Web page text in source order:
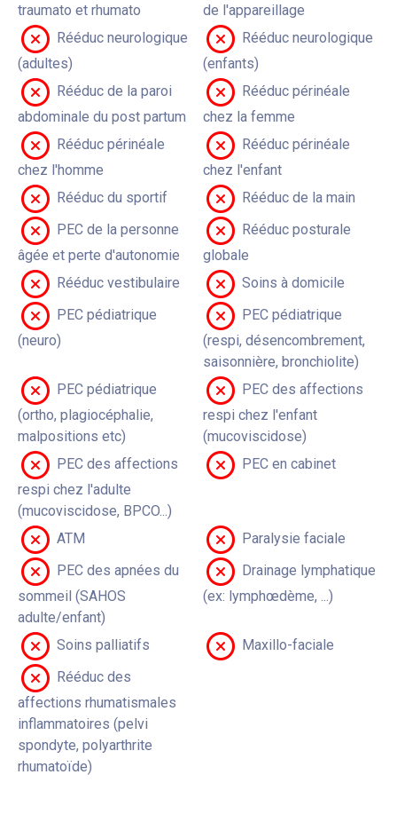
traumato et rhumato
de l'appareillage
Rééduc neurologique
(adultes)
Rééduc neurologique
(enfants)
Rééduc de la paroi
abdominale du post partum
Rééduc périnéale
chez la femme
Rééduc périnéale
chez l'homme
Rééduc périnéale
chez l'enfant
Rééduc du sportif
Rééduc de la main
PEC de la personne
âgée et perte d'autonomie
Rééduc posturale
globale
Rééduc vestibulaire
Soins à domicile
PEC pédiatrique
(neuro)
PEC pédiatrique
(respi, désencombrement,
saisonnière, bronchiolite)
PEC pédiatrique
(ortho, plagiocéphalie,
malpositions etc)
PEC des affections
respi chez l'enfant
(mucoviscidose)
PEC des affections
respi chez l'adulte
(mucoviscidose, BPCO...)
PEC en cabinet
ATM
Paralysie faciale
PEC des apnées du
sommeil (SAHOS
adulte/enfant)
Drainage lymphatique
(ex: lymphœdème, ...)
Soins palliatifs
Maxillo-faciale
Rééduc des
affections rhumatismales
inflammatoires (pelvi
spondyte, polyarthrite
rhumatoïde)